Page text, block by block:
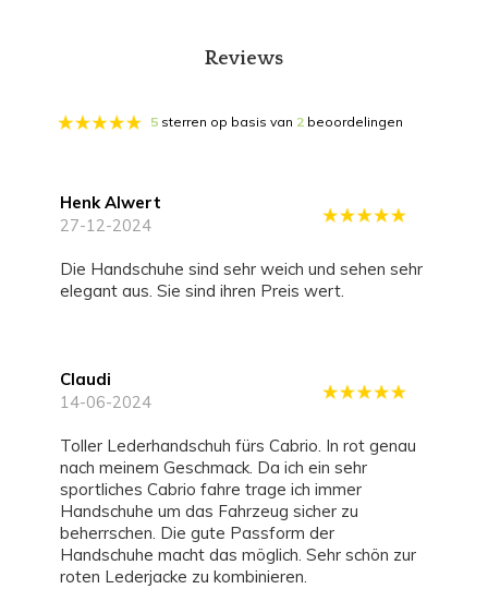
Reviews
5 sterren op basis van 2 beoordelingen
Henk Alwert
27-12-2024
Die Handschuhe sind sehr weich und sehen sehr
elegant aus. Sie sind ihren Preis wert.
Claudi
14-06-2024
Toller Lederhandschuh fürs Cabrio. In rot genau
nach meinem Geschmack. Da ich ein sehr
sportliches Cabrio fahre trage ich immer
Handschuhe um das Fahrzeug sicher zu
beherrschen. Die gute Passform der
Handschuhe macht das möglich. Sehr schön zur
roten Lederjacke zu kombinieren.